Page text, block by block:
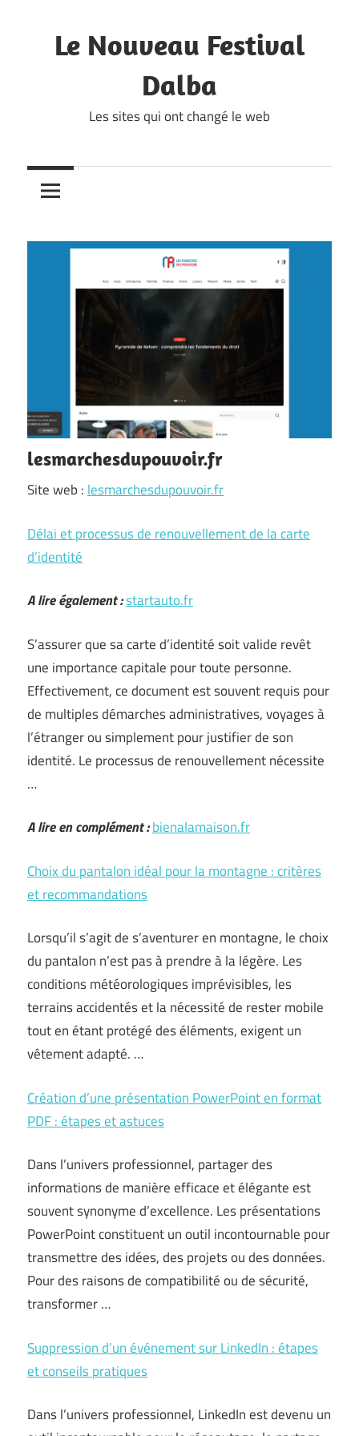
contentLe Nouveau Festival
Dalba
Les sites qui ont changé le web
lesmarchesdupouvoir.fr
Site web : lesmarchesdupouvoir.fr
Délai et processus de renouvellement de la carte
d’identité
A lire également :startauto.fr
S’assurer que sa carte d’identité soit valide revêt
une importance capitale pour toute personne.
Effectivement, ce document est souvent requis pour
de multiples démarches administratives, voyages à
l’étranger ou simplement pour justifier de son
identité. Le processus de renouvellement nécessite
…
A lire en complément :bienalamaison.fr
Choix du pantalon idéal pour la montagne : critères
et recommandations
Lorsqu’il s’agit de s’aventurer en montagne, le choix
du pantalon n’est pas à prendre à la légère. Les
conditions météorologiques imprévisibles, les
terrains accidentés et la nécessité de rester mobile
tout en étant protégé des éléments, exigent un
vêtement adapté. …
Création d’une présentation PowerPoint en format
PDF : étapes et astuces
Dans l’univers professionnel, partager des
informations de manière efficace et élégante est
souvent synonyme d’excellence. Les présentations
PowerPoint constituent un outil incontournable pour
transmettre des idées, des projets ou des données.
Pour des raisons de compatibilité ou de sécurité,
transformer …
Suppression d’un événement sur LinkedIn : étapes
et conseils pratiques
Dans l’univers professionnel, LinkedIn est devenu un